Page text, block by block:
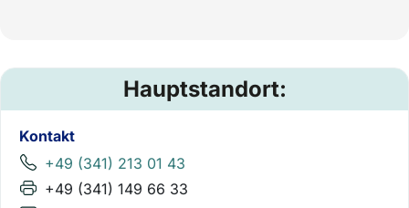
Hauptstandort:
Kontakt
+49 (341) 213 01 43
+49 (341) 149 66 33